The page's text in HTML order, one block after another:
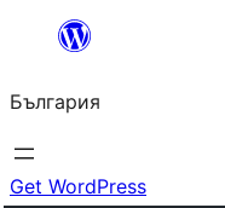
България
Get WordPress